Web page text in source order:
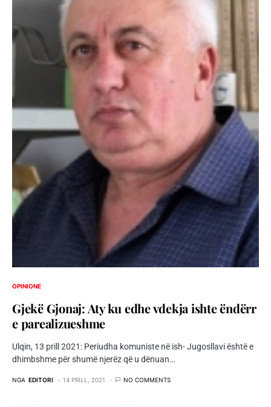
OPINIONE
Gjekë Gjonaj: Aty ku edhe vdekja ishte ëndërr
e parealizueshme
Ulqin, 13 prill 2021: Periudha komuniste në ish- Jugosllavi është e
dhimbshme për shumë njerëz që u dënuan…
NGA EDITORI 14 PRILL, 2021 NO COMMENTS